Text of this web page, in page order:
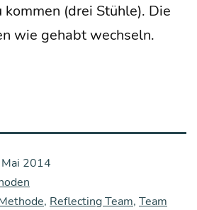
kom­men (drei Stüh­le). Die
wie gehabt wechseln.
2014
, Reflecting Team, Team